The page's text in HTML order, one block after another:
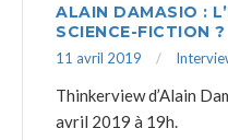
ALAIN DAMASIO :
SCIENCE-FICTION ?
11 avril 2019
Thinkerview d’Alain
avril 2019 à 19h.